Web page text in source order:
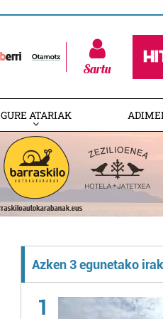
Sartu
GURE ATARIAK
Azken 3 egunetako
1